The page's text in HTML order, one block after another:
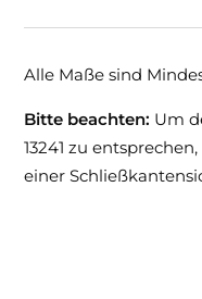
Alle Maße sind
Bitte beachten: Um
13241 zu
einer